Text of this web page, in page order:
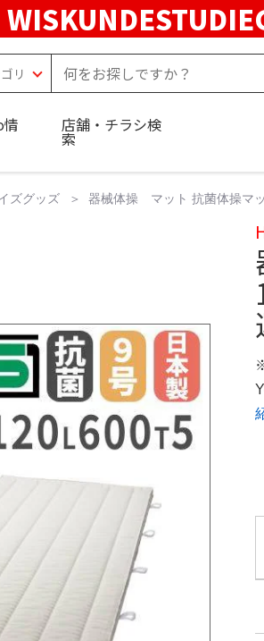
店舗・チラシ検
索
ズグッズ 器械体操 マット 抗菌体操マ